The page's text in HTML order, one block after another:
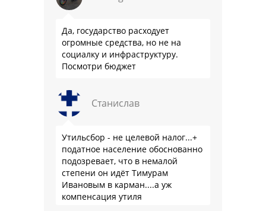
Да, государство расходует
огромные средства, но не на
социалку и инфраструктуру.
Посмотри бюджет
Станислав
Утильсбор - не целевой налог...+
податное население обоснованно
подозревает, что в немалой
степени он идёт Тимурам
Ивановым в карман....а уж
компенсация утиля